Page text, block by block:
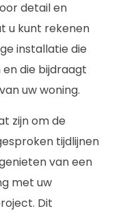
detail en
u kunt rekenen
installatie die
die bijdraagt
uw woning.
zijn om de
tijdlijnen
van een
met uw
Dit